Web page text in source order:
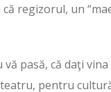
regizorul, un
pasă, că daţi vina
pentru